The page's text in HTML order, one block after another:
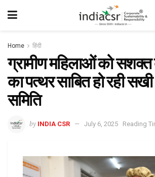
Home हिंदी
ग्रामीण महिलाओं को सशक्त
का पत्थर साबित हो रही
समिति
by INDIA CSR July 6, 2025 Reading